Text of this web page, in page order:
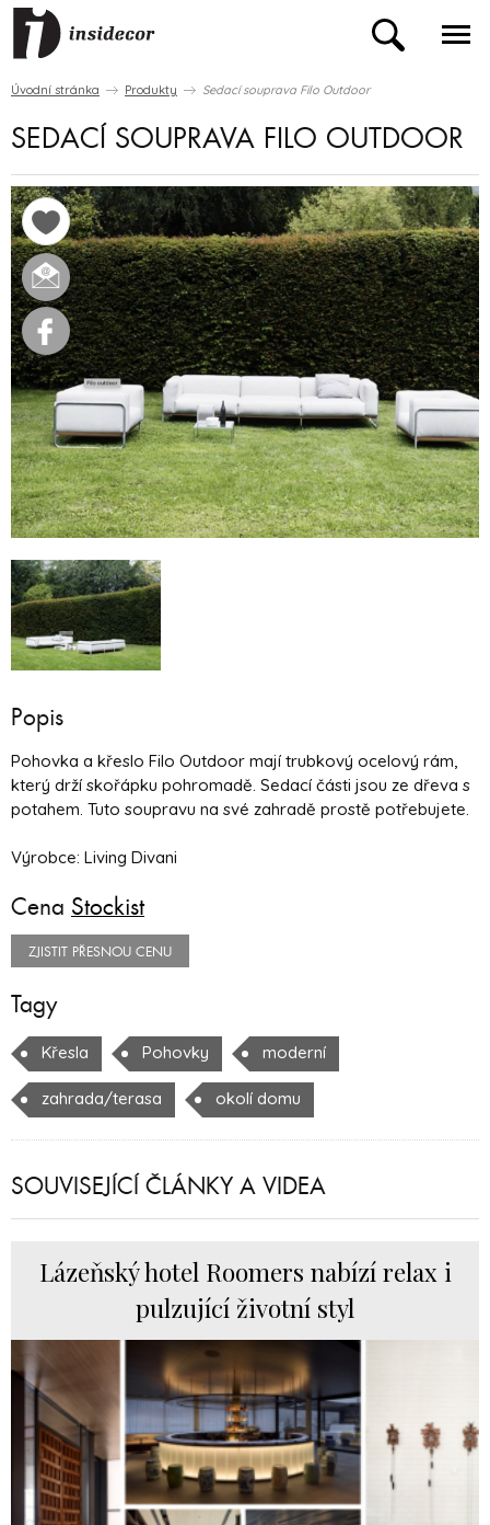
Úvodní stránka Produkty Sedací souprava Filo Outdoor
SEDACÍ SOUPRAVA FILO OUTDOOR
Popis
Pohovka a křeslo Filo Outdoor mají trubkový ocelový rám,
který drží skořápku pohromadě. Sedací části jsou ze dřeva s
potahem. Tuto soupravu na své zahradě prostě potřebujete.
Výrobce: Living Divani
Cena Stockist
ZJISTIT PŘESNOU CENU
Tagy
Křesla Pohovky moderní
zahrada/terasa okolí domu
SOUVISEJÍCÍ ČLÁNKY A VIDEA
Lázeňský hotel Roomers nabízí relax i
pulzující životní styl